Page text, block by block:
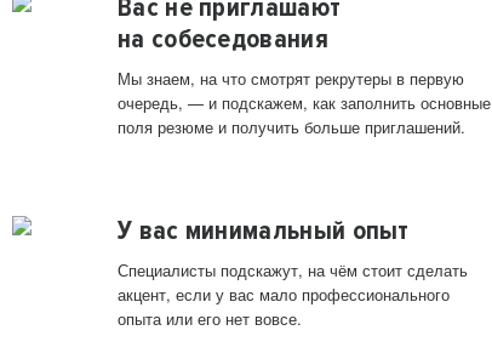
Вас не приглашают
на собеседования
Мы знаем, на что смотрят рекрутеры в первую
очередь, — и подскажем, как заполнить основные
поля резюме и получить больше приглашений.
У вас минимальный опыт
Специалисты подскажут, на чём стоит сделать
акцент, если у вас мало профессионального
опыта или его нет вовсе.